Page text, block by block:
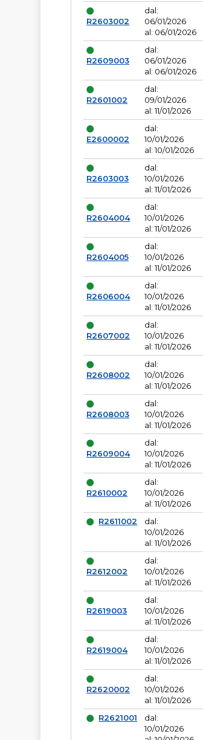
R2603002
dal:
06/01/2026
al: 06/01/2026
R2609003
dal:
06/01/2026
al: 06/01/2026
R2601002
dal:
09/01/2026
al: 11/01/2026
E2600002
dal:
10/01/2026
al: 10/01/2026
R2603003
dal:
10/01/2026
al: 11/01/2026
R2604004
dal:
10/01/2026
al: 11/01/2026
R2604005
dal:
10/01/2026
al: 11/01/2026
R2606004
dal:
10/01/2026
al: 11/01/2026
R2607002
dal:
10/01/2026
al: 11/01/2026
R2608002
dal:
10/01/2026
al: 11/01/2026
R2608003
dal:
10/01/2026
al: 11/01/2026
R2609004
dal:
10/01/2026
al: 11/01/2026
R2610002
dal:
10/01/2026
al: 11/01/2026
R2611002
dal:
10/01/2026
al: 11/01/2026
R2612002
dal:
10/01/2026
al: 11/01/2026
R2619003
dal:
10/01/2026
al: 11/01/2026
R2619004
dal:
10/01/2026
al: 11/01/2026
R2620002
dal:
10/01/2026
al: 11/01/2026
R2621001
dal:
10/01/2026